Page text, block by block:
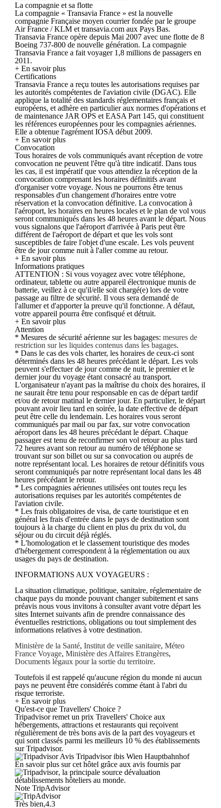
La compagnie et sa flotte
La compagnie « Transavia France » est la nouvelle
compagnie Française moyen courrier fondée par le groupe
Air France / KLM et transavia.com aux Pays Bas.
Transavia France opère depuis Mai 2007 avec une flotte de 8
Boeing 737-800 de nouvelle génération. La compagnie
Transavia France a fait voyager 1,8 millions de passagers en
2011.
+ En savoir plus
Certifications
Transavia France a reçu toutes les autorisations requises par
les autorités compétentes de l'aviation civile (DGAC). Elle
applique la totalité des standards réglementaires français et
européens, et adhère en particulier aux normes d'opérations et
de maintenance JAR OPS et EASA Part 145, qui constituent
les références européennes pour les compagnies aériennes.
Elle a obtenue l'agrément IOSA début 2009.
+ En savoir plus
Convocation
Tous horaires de vols communiqués avant réception de votre
convocation ne peuvent l'être qu'à titre indicatif. Dans tous
les cas, il est impératif que vous attendiez la réception de la
convocation comprenant les horaires définitifs avant
d'organiser votre voyage. Nous ne pourrons être tenus
responsables d'un changement d'horaires entre votre
réservation et la convocation définitive. La convocation à
l'aéroport, les horaires en heures locales et le plan de vol vous
seront communiqués dans les 48 heures avant le départ. Nous
vous signalons que l'aéroport d'arrivée à Paris peut être
différent de l'aéroport de départ et que les vols sont
susceptibles de faire l'objet d'une escale. Les vols peuvent
être de jour comme nuit à l'aller comme au retour.
+ En savoir plus
Informations pratiques
ATTENTION : Si vous voyagez avec votre téléphone,
ordinateur, tablette ou autre appareil électronique munis de
batterie, veillez à ce qu'il/elle soit chargé(e) lors de votre
passage au filtre de sécurité. Il vous sera demandé de
l'allumer et d'apporter la preuve qu'il fonctionne. A défaut,
votre appareil pourra être confisqué et détruit.
+ En savoir plus
Attention
* Mesures de sécurité aérienne sur les bagages: mesures de
restriction sur les liquides contenus dans les bagages.
* Dans le cas des vols charter, les horaires de ceux-ci sont
déterminés dans les 48 heures précédant le départ. Les vols
peuvent s'effectuer de jour comme de nuit, le premier et le
dernier jour du voyage étant consacré au transport.
L'organisateur n'ayant pas la maîtrise du choix des horaires, il
ne saurait être tenu pour responsable en cas de départ tardif
et/ou de retour matinal le dernier jour. En particulier, le départ
pouvant avoir lieu tard en soirée, la date effective de départ
peut être celle du lendemain. Les horaires vous seront
communiqués par mail ou par fax, sur votre convocation
aéroport dans les 48 heures précédant le départ. Chaque
passager est tenu de reconfirmer son vol retour au plus tard
72 heures avant son retour au numéro de téléphone se
trouvant sur son billet ou sur sa convocation ou auprés de
notre représentant local. Les horaires de retour définitifs vous
seront communiqués par notre représentant local dans les 48
heures précédant le retour.
* Les compagnies aériennes utilisées ont toutes reçu les
autorisations requises par les autorités compétentes de
l'aviation civile.
* Les frais obligatoires de visa, de carte touristique et en
général les frais d'entrée dans le pays de destination sont
toujours à la charge du client en plus du prix du vol, du
séjour ou du circuit déjà réglés.
* L'homologation et le classement touristique des modes
d'hébergement correspondent à la réglementation ou aux
usages du pays de destination.
INFORMATIONS AUX VOYAGEURS :
La situation climatique, politique, sanitaire, réglementaire de
chaque pays du monde pouvant changer subitement et sans
préavis nous vous invitons à consulter avant votre départ les
sites Internet suivants afin de prendre connaissance des
éventuelles restrictions, obligations ou tout simplement des
informations relatives à votre destination.
Ministère de la Santé, Institut de veille sanitaire, Méteo
France Voyage, Ministère des Affaires Etrangères,
Documents légaux pour la sortie du territoire.
Toutefois il est rappelé qu'aucune région du monde ni aucun
pays ne peuvent être considérés comme étant à l'abri du
risque terroriste.
+ En savoir plus
Qu'est-ce que Travellers' Choice ?
Tripadvisor remet un prix Travellers' Choice aux
hébergements, attractions et restaurants qui reçoivent
régulièrement de très bons avis de la part des voyageurs et
qui sont classés parmi les meilleurs 10 % des établissements
sur Tripadvisor.
Avis Tripadvisor ibis Wien Hauptbahnhof
En savoir plus sur cet hôtel grâce aux avis fournis par
, la principale source dévaluation
détablissements hôteliers au monde.
Note TripAdvisor
Très bien,4.3